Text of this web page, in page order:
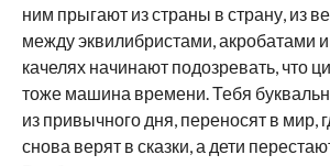
ним прыгают из страны в страну, из
между эквилибристами, акробатами
качелях начинают подозревать, что
тоже машина времени. Тебя
из привычного дня, переносят в мир,
снова верят в сказки, а дети